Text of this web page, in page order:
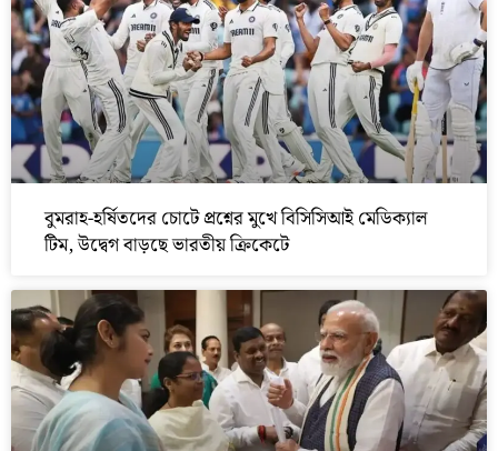
বুমরাহ-হর্ষিতদের চোটে প্রশ্নের মুখে বিসিসিআই মেডিক্যাল
টিম, উদ্বেগ বাড়ছে ভারতীয় ক্রিকেটে